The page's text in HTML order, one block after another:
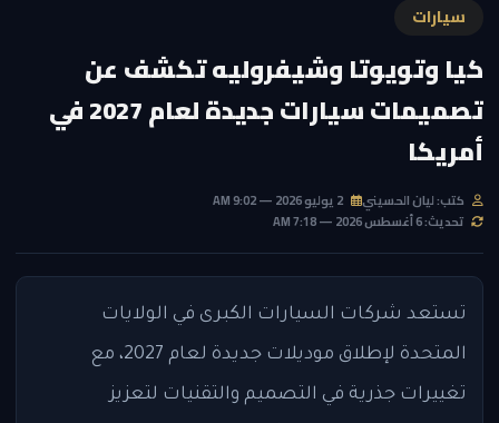
سيارات
كيا وتويوتا وشيفروليه تكشف عن
تصميمات سيارات جديدة لعام 2027 في
أمريكا
كتب: ليان الحسيني
تحديث: 6 أغسطس 2026 — 7:18 AM
تستعد شركات السيارات الكبرى في الولايات
المتحدة لإطلاق موديلات جديدة لعام 2027، مع
تغييرات جذرية في التصميم والتقنيات لتعزيز